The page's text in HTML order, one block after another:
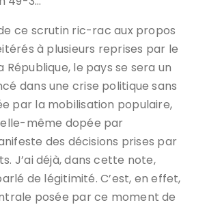
ce scrutin ric-rac aux propos
à plusieurs reprises par le
République, le pays se sera un
dans une crise politique sans
par la mobilisation populaire,
même dopée par
des décisions prises par
J’ai déjà, dans cette note,
de légitimité. C’est, en effet,
posée par ce moment de